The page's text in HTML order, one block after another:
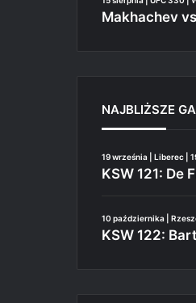
Makhachev
NAJBLIŻSZE
19 września | Liberec |
KSW 121: De
10 października |
KSW 122: